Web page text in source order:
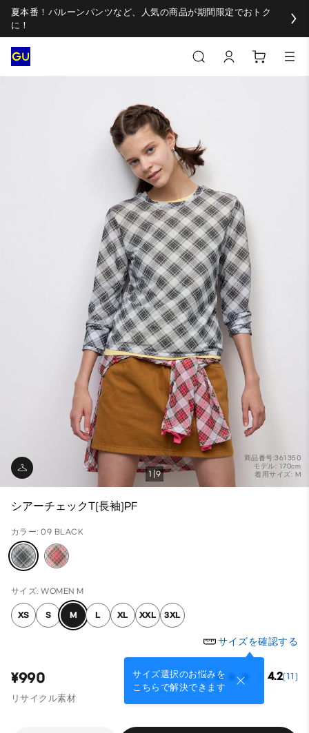
夏本番！バルーンパンツなど、人気の商品が期間限定でおトク
に！
商品番号:361350
モデル: 170cm
着用サイズ: M
1 9
シアーチェックT(長袖)PF
カラー: 09 BLACK
サイズ: WOMEN M
XS S M L XL XXL 3XL
サイズを確認する
サイズ選択のお悩みを
こちらで解決できます
¥990 4.2(11)
リサイクル素材